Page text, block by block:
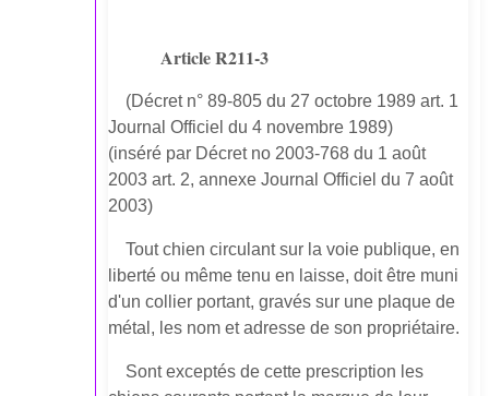
Article R211-3
(Décret n° 89-805 du 27 octobre 1989 art. 1
Journal Officiel du 4 novembre 1989)
(inséré par Décret no 2003-768 du 1 août
2003 art. 2, annexe Journal Officiel du 7 août
2003)
Tout chien circulant sur la voie publique, en
liberté ou même tenu en laisse, doit être muni
d'un collier portant, gravés sur une plaque de
métal, les nom et adresse de son propriétaire.
Sont exceptés de cette prescription les